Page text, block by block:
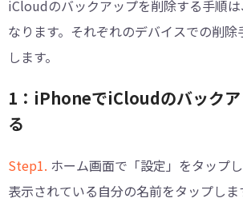
iCloudのバックアップを削除する手順
なります。それぞれのデバイスでの削
します。
1：iPhoneでiCloudのバックア
る
Step1. ホーム画面で「設定」をタップ
表示されている自分の名前をタップしま